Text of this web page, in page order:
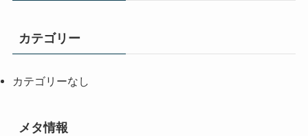
カテゴリー
カテゴリーなし
メタ情報